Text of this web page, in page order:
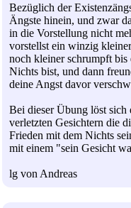
Bezüglich der
Ängste hinein, und zwar
in die Vorstellung nicht
vorstellst ein winzig
noch kleiner schrumpft bis
Nichts bist, und dann
deine Angst davor
Bei dieser Übung löst sich
verletzten Gesichtern die
Frieden mit dem Nichts
mit einem "sein Gesicht
lg von Andreas